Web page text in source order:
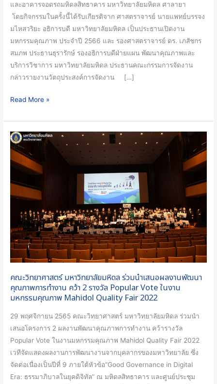
และอาคารจอดรถมหิดลสิทธาคาร มหาวิทยาลัยมหิดล ศาลายา
โดยกิจกรรมในครั้งนี้ได้รับเกียรติจาก ศาสตราจารย์ นายแพทย์บรรจง
มไหสวริยะ อธิการบดี มหาวิทยาลัยมหิดล เป็นประธานเปิดงาน
มหกรรมคุณภาพ ประจำปี 2566 และ รองศาสตราจารย์ ดร. เภสัชกร
สมภพ ประธานธุรารักษ์ รองอธิการบดีฝ่ายแผน พัฒนาคุณภาพและ
บริการวิชาการ มหาวิทยาลัยมหิดล ประธานคณะกรรมการจัดงาน
กล่าวรายงานวัตถุประสงค์การจัดงาน […]
ใน
งาน
มหกรรม
คุณภาพ
Mahidol
Quality
Fair
Read More »
คณะวิทยาศาสตร์ มหาวิทยาลัยมหิดล ร่วมนำเสนอผลงานพัฒนา
คุณภาพการทำงาน คว้า 2 รางวัล Popular Vote ในงาน
มหกรรมคุณภาพ Mahidol Quality Fair 2022
29 พฤศจิกายน 2565 คณะวิทยาศาสตร์ มหาวิทยาลัยมหิดล ร่วมนำ
เสนอโครงการ 2 ผลงานพัฒนาคุณภาพการทำงาน คว้ารางวัล
Popular Vote ในงานมหกรรมคุณภาพ Mahidol Quality Fair 2022
เวทีจัดแสดงผลงานการพัฒนางานจากบุคลากรของมหาวิทยาลัย ซึ่ง
จัดต่อเนื่องเป็นปีที่ 9 ภายใต้หัวข้อ”Good Governance in Digital
Era: ธรรมาภิบาลในยุคดิจิทัล” ณ มหิดลสิทธาคาร และศูนย์ประชุม
คณะ
วิทยาศาสตร์
มหาวิทยาลัย
ร่วม
นำ
เสนอ
งาน
พัฒนา
คุณภาพ
ทำงาน
คว้า
รางวัล
Popular
Vote
ใน
งาน
มหกรรม